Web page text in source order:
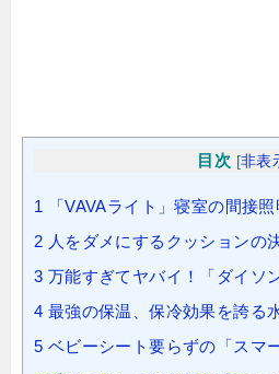
目次 [非表
1 「VAVAライト」寝室の間接
2 人をダメにするクッションの
3 万能すぎてヤバイ！「ダイソ
4 最強の保温、保冷効果を誇る
5 ベビーシート要らずの「スマ